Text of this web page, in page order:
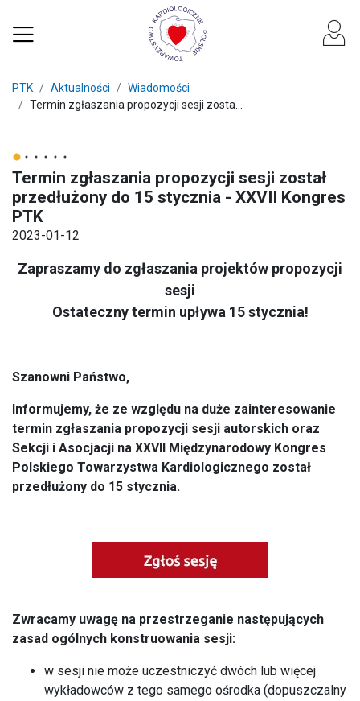
PTK Aktualności
Wiadomości
Termin zgłaszania propozycji sesji zosta...
Termin zgłaszania propozycji sesji został
przedłużony do 15 stycznia - XXVII Kongres
PTK
2023-01-12
Zapraszamy do zgłaszania projektów propozycji
sesji
Ostateczny termin upływa 15 stycznia!
Szanowni Państwo,
Informujemy, że ze względu na duże zainteresowanie
termin zgłaszania propozycji sesji autorskich oraz
Sekcji i Asocjacji na XXVII Międzynarodowy Kongres
Polskiego Towarzystwa Kardiologicznego został
przedłużony do 15 stycznia.
Zwracamy uwagę na przestrzeganie następujących
zasad ogólnych konstruowania sesji:
w sesji nie może uczestniczyć dwóch lub więcej
wykładowców z tego samego ośrodka (dopuszczalny